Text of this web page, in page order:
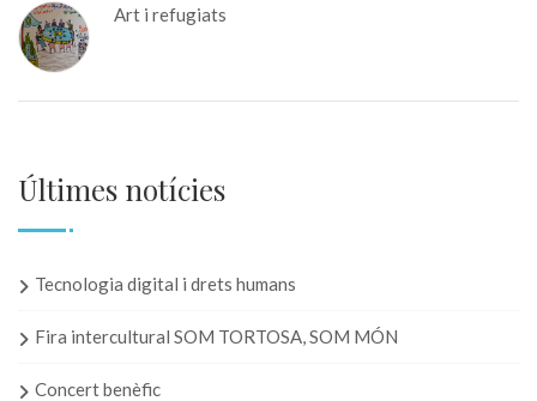
Art i refugiats
Últimes notícies
Tecnologia digital i drets humans
Fira intercultural SOM TORTOSA, SOM MÓN
Concert benèfic